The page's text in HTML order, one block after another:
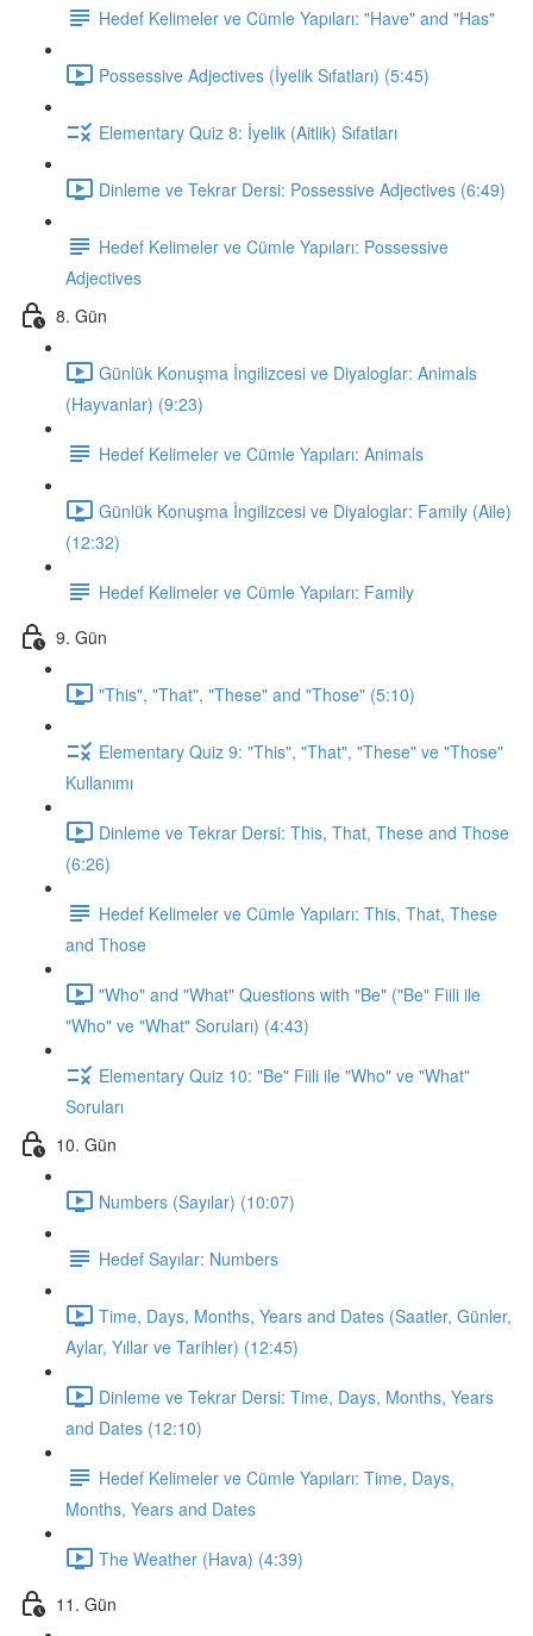
Hedef Kelimeler ve Cümle Yapıları: "Have" and "Has"
Possessive Adjectives (İyelik Sıfatları) (5:45)
Elementary Quiz 8: İyelik (Aitlik) Sıfatları
Dinleme ve Tekrar Dersi: Possessive Adjectives (6:49)
Hedef Kelimeler ve Cümle Yapıları: Possessive
Adjectives
8. Gün
Günlük Konuşma İngilizcesi ve Diyaloglar: Animals
(Hayvanlar) (9:23)
Hedef Kelimeler ve Cümle Yapıları: Animals
Günlük Konuşma İngilizcesi ve Diyaloglar: Family (Aile)
(12:32)
Hedef Kelimeler ve Cümle Yapıları: Family
9. Gün
"This", "That", "These" and "Those" (5:10)
Elementary Quiz 9: "This", "That", "These" ve "Those"
Kullanımı
Dinleme ve Tekrar Dersi: This, That, These and Those
(6:26)
Hedef Kelimeler ve Cümle Yapıları: This, That, These
and Those
"Who" and "What" Questions with "Be" ("Be" Fiili ile
"Who" ve "What" Soruları) (4:43)
Elementary Quiz 10: "Be" Fiili ile "Who" ve "What"
Soruları
10. Gün
Numbers (Sayılar) (10:07)
Hedef Sayılar: Numbers
Time, Days, Months, Years and Dates (Saatler, Günler,
Aylar, Yıllar ve Tarihler) (12:45)
Dinleme ve Tekrar Dersi: Time, Days, Months, Years
and Dates (12:10)
Hedef Kelimeler ve Cümle Yapıları: Time, Days,
Months, Years and Dates
The Weather (Hava) (4:39)
11. Gün